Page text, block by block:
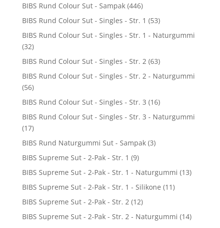
BIBS Rund Colour Sut - Sampak (446)
BIBS Rund Colour Sut - Singles - Str. 1 (53)
BIBS Rund Colour Sut - Singles - Str. 1 - Naturgummi
(32)
BIBS Rund Colour Sut - Singles - Str. 2 (63)
BIBS Rund Colour Sut - Singles - Str. 2 - Naturgummi
(56)
BIBS Rund Colour Sut - Singles - Str. 3 (16)
BIBS Rund Colour Sut - Singles - Str. 3 - Naturgummi
(17)
BIBS Rund Naturgummi Sut - Sampak (3)
BIBS Supreme Sut - 2-Pak - Str. 1 (9)
BIBS Supreme Sut - 2-Pak - Str. 1 - Naturgummi (13)
BIBS Supreme Sut - 2-Pak - Str. 1 - Silikone (11)
BIBS Supreme Sut - 2-Pak - Str. 2 (12)
BIBS Supreme Sut - 2-Pak - Str. 2 - Naturgummi (14)